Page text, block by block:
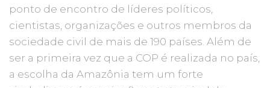
ponto de encontro de líderes políticos,
cientistas, organizações e outros membros da
sociedade civil de mais de 190 países. Além de
ser a primeira vez que a COP é realizada no país,
a escolha da Amazônia tem um forte